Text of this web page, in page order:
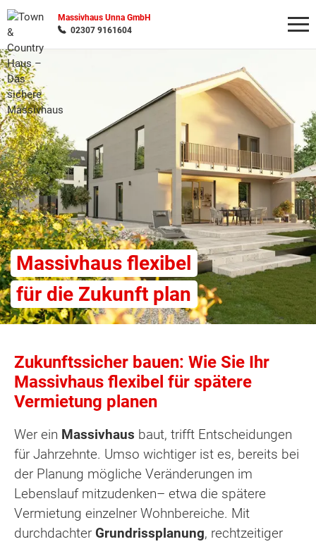
Massivhaus Unna GmbH
02307 9161604
Massivhaus flexibel
für die Zukunft plan
Zukunftssicher bauen: Wie Sie Ihr
Massivhaus flexibel für spätere
Vermietung planen
Wer ein Massivhaus baut, trifft Entscheidungen
für Jahrzehnte. Umso wichtiger ist es, bereits bei
der Planung mögliche Veränderungen im
Lebenslauf mitzudenken– etwa die spätere
Vermietung einzelner Wohnbereiche. Mit
durchdachter Grundrissplanung, rechtzeitiger
Wonach möchten Sie suchen?